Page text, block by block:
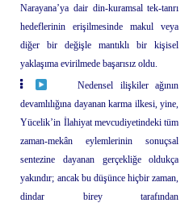
Narayana’ya dair din-kuramsal tek-tanrı
hedeflerinin erişilmesinde makul veya
diğer bir değişle mantıklı bir kişisel
yaklaşıma evirilmede başarısız oldu.
Nedensel ilişkiler ağının
devamlılığına dayanan karma ilkesi, yine,
Yücelik’in İlahiyat mevcudiyetindeki tüm
zaman-mekân eylemlerinin sonuçsal
sentezine dayanan gerçekliğe oldukça
yakındır; ancak bu düşünce hiçbir zaman,
dindar birey tarafından